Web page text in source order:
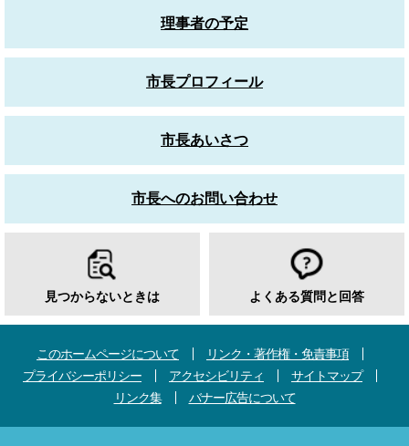
理事者の予定
市長プロフィール
市長あいさつ
市長へのお問い合わせ
見つからないときは よくある質問と回答
このホームページについて
リンク・著作権・免責事項
プライバシーポリシー
アクセシビリティ
サイトマップ
リンク集
バナー広告について